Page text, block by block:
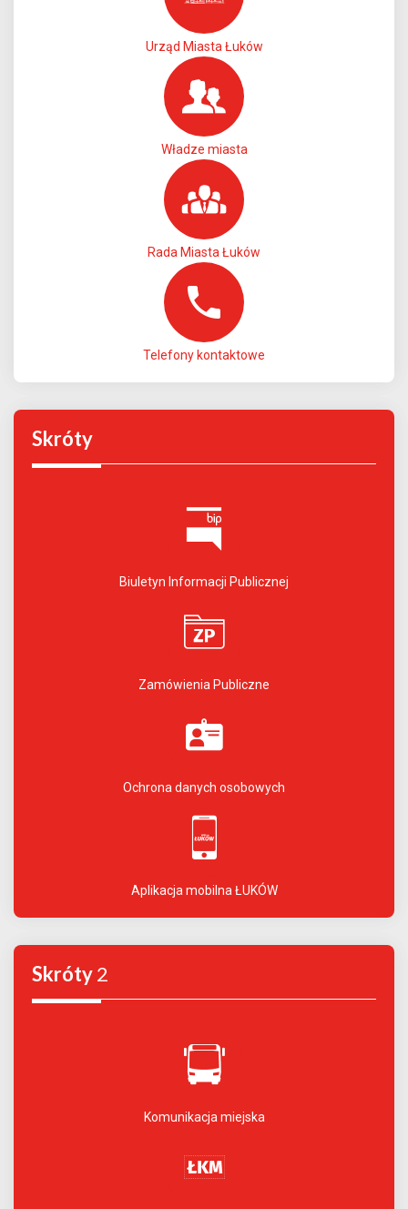
Urząd Miasta Łuków
Władze miasta
Rada Miasta Łuków
Telefony kontaktowe
Skróty
Biuletyn Informacji Publicznej
Zamówienia Publiczne
Ochrona danych osobowych
Aplikacja mobilna ŁUKÓW
Skróty2
Komunikacja miejska